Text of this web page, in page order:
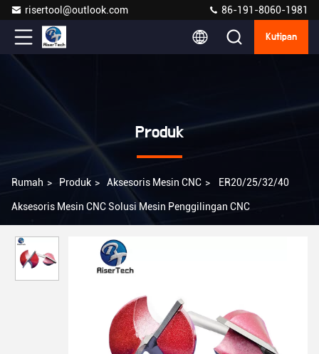
risertool@outlook.com 86-191-8060-1981
Kutipan
Produk
Rumah > Produk > Aksesoris Mesin CNC > ER20/25/32/40
Aksesoris Mesin CNC Solusi Mesin Penggilingan CNC